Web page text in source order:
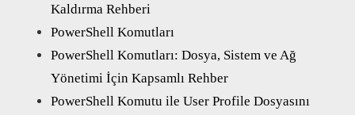
Kaldırma Rehberi
PowerShell Komutları
PowerShell Komutları: Dosya, Sistem ve Ağ
Yönetimi İçin Kapsamlı Rehber
PowerShell Komutu ile User Profile Dosyasını